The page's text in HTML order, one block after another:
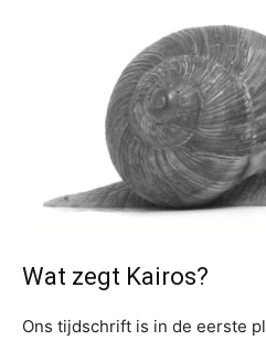
Wat zegt Kairos?
Ons tijdschrift is in de eerste